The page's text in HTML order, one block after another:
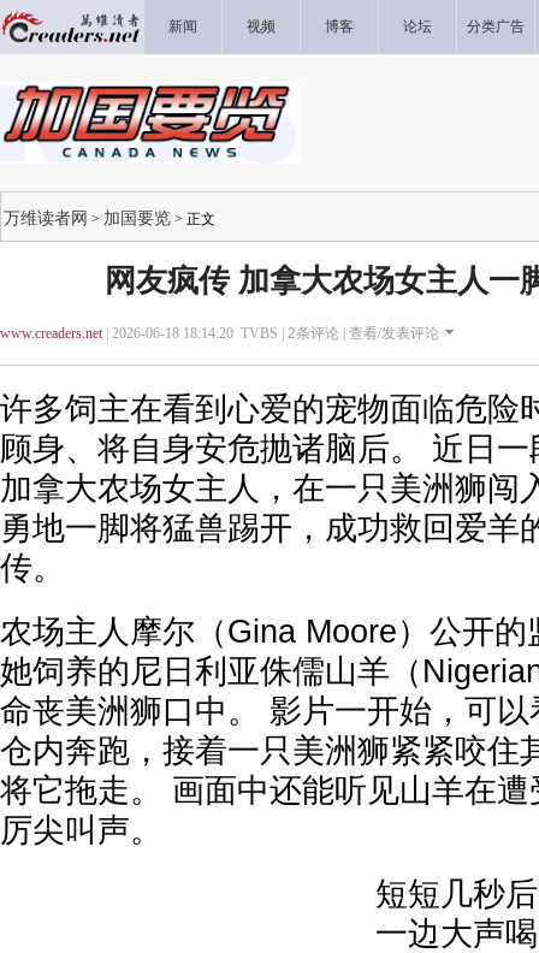
新闻 视频 博客 论坛 分类广告
万维读者网 > 加国要览 > 正文
网友疯传 加拿大农场女主人一
www.creaders.net| 2026-06-18 18:14:20 TVBS | 2条评论 | 查看/发表评论
许多饲主在看到心爱的宠物面临危险
顾身、将自身安危抛诸脑后。 近日
加拿大农场女主人，在一只美洲狮闯
勇地一脚将猛兽踢开，成功救回爱羊
传。
农场主人摩尔（Gina Moore）公开
她饲养的尼日利亚侏儒山羊（
命丧美洲狮口中。 影片一开始，可
仓内奔跑，接着一只美洲狮紧紧咬住
将它拖走。 画面中还能听见山羊在
厉尖叫声。
短短几秒
一边大声